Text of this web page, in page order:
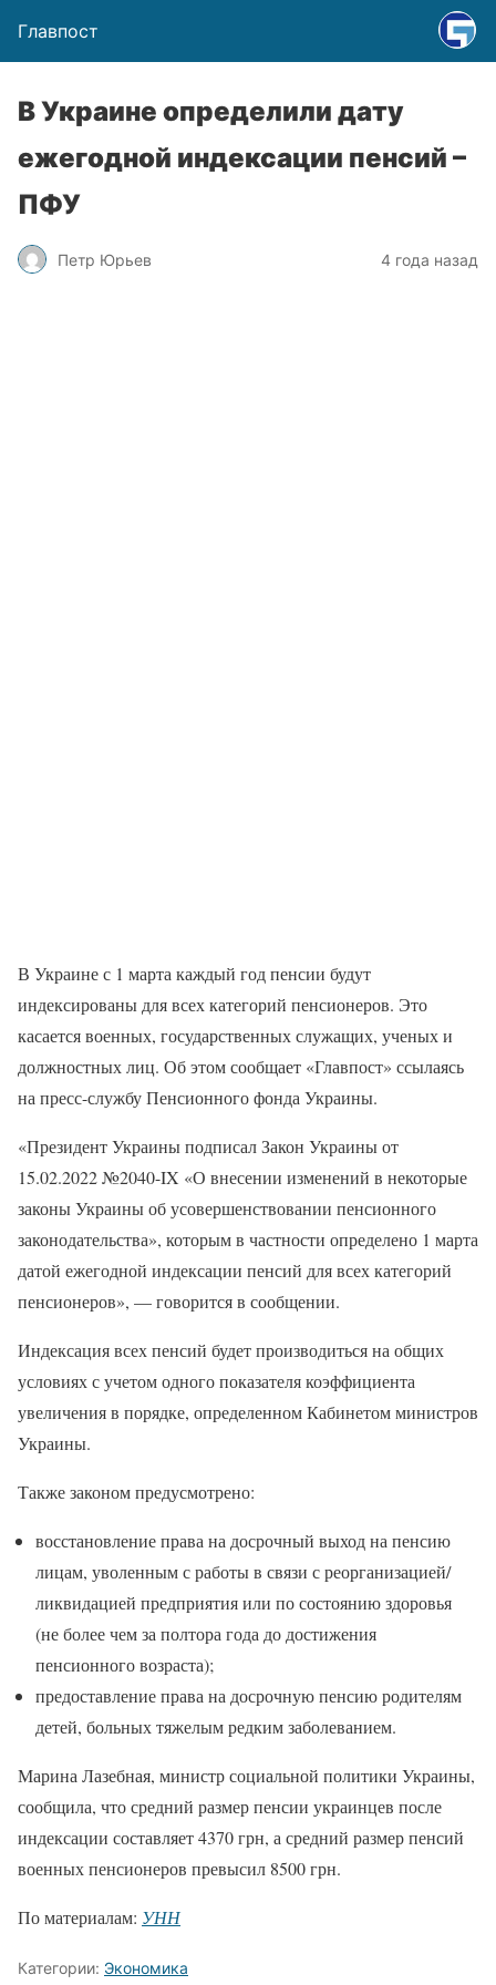
Главпост
В Украине определили дату
ежегодной индексации пенсий –
ПФУ
Петр Юрьев 4 года назад
В Украине с 1 марта каждый год пенсии будут
индексированы для всех категорий пенсионеров. Это
касается военных, государственных служащих, ученых и
должностных лиц. Об этом сообщает «Главпост» ссылаясь
на пресс-службу Пенсионного фонда Украины.
«Президент Украины подписал Закон Украины от
15.02.2022 №2040-IX «О внесении изменений в некоторые
законы Украины об усовершенствовании пенсионного
законодательства», которым в частности определено 1 марта
датой ежегодной индексации пенсий для всех категорий
пенсионеров», — говорится в сообщении.
Индексация всех пенсий будет производиться на общих
условиях с учетом одного показателя коэффициента
увеличения в порядке, определенном Кабинетом министров
Украины.
Также законом предусмотрено:
восстановление права на досрочный выход на пенсию
лицам, уволенным с работы в связи с реорганизацией/
ликвидацией предприятия или по состоянию здоровья
(не более чем за полтора года до достижения
пенсионного возраста);
предоставление права на досрочную пенсию родителям
детей, больных тяжелым редким заболеванием.
Марина Лазебная, министр социальной политики Украины,
сообщила, что средний размер пенсии украинцев после
индексации составляет 4370 грн, а средний размер пенсий
военных пенсионеров превысил 8500 грн.
По материалам: УНН
Категории: Экономика